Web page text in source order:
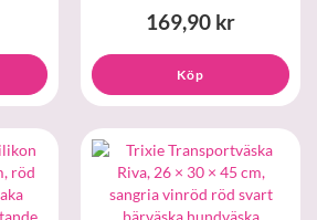
169,90 kr
Köp